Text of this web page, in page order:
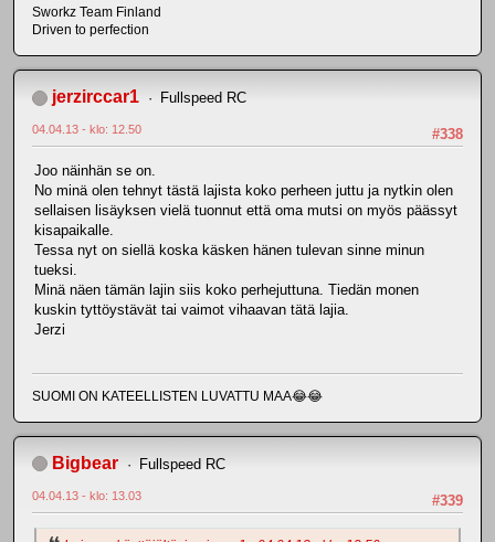
Sworkz Team Finland
Driven to perfection
jerzirccar1 Fullspeed RC
#338
04.04.13 - klo: 12.50
Joo näinhän se on.
No minä olen tehnyt tästä lajista koko perheen juttu ja nytkin olen
sellaisen lisäyksen vielä tuonnut että oma mutsi on myös päässyt
kisapaikalle.
Tessa nyt on siellä koska käsken hänen tulevan sinne minun
tueksi.
Minä näen tämän lajin siis koko perhejuttuna. Tiedän monen
kuskin tyttöystävät tai vaimot vihaavan tätä lajia.
Jerzi
SUOMI ON KATEELLISTEN LUVATTU MAA😂😂
Bigbear Fullspeed RC
#339
04.04.13 - klo: 13.03